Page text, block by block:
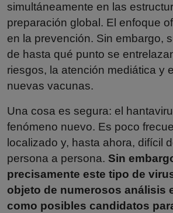
simultáneamente en las
preparación global. El enfoque
en la prevención. Sin embargo,
de hasta qué punto se
riesgos, la atención mediática y
nuevas vacunas.
Una cosa es segura: el
fenómeno nuevo. Es poco
localizado y, hasta ahora, difícil
persona a persona. Sin
precisamente este tipo de
objeto de numerosos análisis
como posibles candidatos